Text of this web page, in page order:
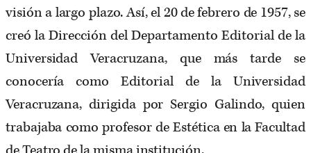
visión a largo plazo. Así, el 20 de febrero de 1957, se
creó la Dirección del Departamento Editorial de la
Universidad Veracruzana, que más tarde se
conocería como Editorial de la Universidad
Veracruzana, dirigida por Sergio Galindo, quien
trabajaba como profesor de Estética en la Facultad